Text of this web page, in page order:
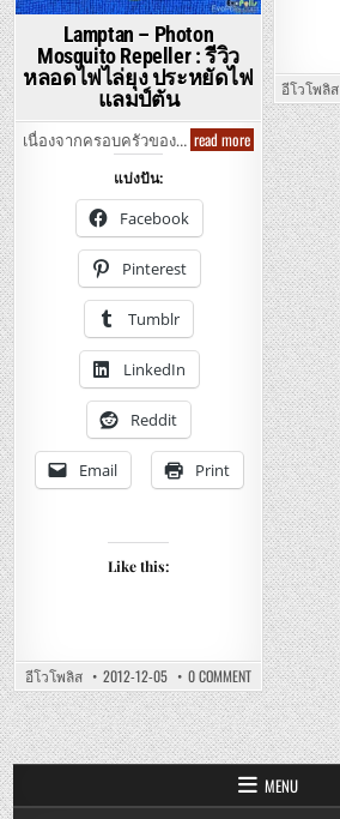
อีโวโพลิส
Lamptan – Photon
Mosquito Repeller : รีวิว
หลอดไฟไล่ยุง ประหยัดไฟ
แลมป์ตัน
เนื่องจากครอบครัวของ… read moreLamptan
–
Photon
Mosquito
Repeller
รีวิว
หลอด
ไฟ
ไล่
ยุง
ประหยัด
ไฟ
แลมป์
ตัน
แบ่งปัน:
Facebook
Pinterest
Tumblr
LinkedIn
Reddit
Email Print
Like this:
อีโวโพลิส 2012-12-05 0 COMMENTON
LAMPTAN
–
PHOTON
MOSQUITO
REPELLER
:
รีวิว
หลอด
ไฟ
MENU